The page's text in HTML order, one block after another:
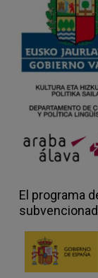
Una
otros
acto de
otro
las
También
ello cosas
parte,
rupturas,
sobre el
ausencia
anhelo.
entre la
amor y el
El programa